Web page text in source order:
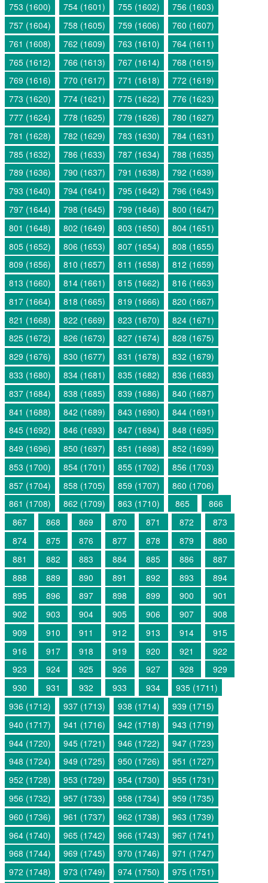
753 (1600)
754 (1601) 755 (1602)
756 (1603)
757 (1604)
758 (1605) 759 (1606)
760 (1607)
761 (1608)
762 (1609) 763 (1610)
764 (1611)
765 (1612)
766 (1613) 767 (1614)
768 (1615)
769 (1616)
770 (1617) 771 (1618)
772 (1619)
773 (1620)
774 (1621) 775 (1622)
776 (1623)
777 (1624)
778 (1625) 779 (1626)
780 (1627)
781 (1628)
782 (1629) 783 (1630)
784 (1631)
785 (1632)
786 (1633) 787 (1634)
788 (1635)
789 (1636)
790 (1637) 791 (1638)
792 (1639)
793 (1640)
794 (1641) 795 (1642)
796 (1643)
797 (1644)
798 (1645) 799 (1646)
800 (1647)
801 (1648)
802 (1649) 803 (1650)
804 (1651)
805 (1652)
806 (1653) 807 (1654)
808 (1655)
809 (1656)
810 (1657) 811 (1658)
812 (1659)
813 (1660)
814 (1661) 815 (1662)
816 (1663)
817 (1664)
818 (1665) 819 (1666)
820 (1667)
821 (1668)
822 (1669) 823 (1670)
824 (1671)
825 (1672)
826 (1673) 827 (1674)
828 (1675)
829 (1676)
830 (1677) 831 (1678)
832 (1679)
833 (1680)
834 (1681) 835 (1682)
836 (1683)
837 (1684)
838 (1685) 839 (1686)
840 (1687)
841 (1688)
842 (1689) 843 (1690)
844 (1691)
845 (1692)
846 (1693) 847 (1694)
848 (1695)
849 (1696)
850 (1697) 851 (1698)
852 (1699)
853 (1700)
854 (1701) 855 (1702)
856 (1703)
857 (1704)
858 (1705) 859 (1707)
860 (1706)
861 (1708)
862 (1709) 863 (1710) 865
866
867
868 869 870 871 872
873
874
875 876 877 878 879
880
881
882 883 884 885 886
887
888
889 890 891 892 893
894
895
896 897 898 899 900
901
902
903 904 905 906 907
908
909
910 911 912 913 914
915
916
917 918 919 920 921
922
923
924 925 926 927 928
929
930
931 932 933 934
935 (1711)
936 (1712)
937 (1713) 938 (1714)
939 (1715)
940 (1717)
941 (1716) 942 (1718)
943 (1719)
944 (1720)
945 (1721) 946 (1722)
947 (1723)
948 (1724)
949 (1725) 950 (1726)
951 (1727)
952 (1728)
953 (1729) 954 (1730)
955 (1731)
956 (1732)
957 (1733) 958 (1734)
959 (1735)
960 (1736)
961 (1737) 962 (1738)
963 (1739)
964 (1740)
965 (1742) 966 (1743)
967 (1741)
968 (1744)
969 (1745) 970 (1746)
971 (1747)
972 (1748)
973 (1749) 974 (1750)
975 (1751)